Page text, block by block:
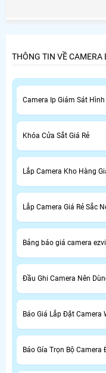
THÔNG TIN VỀ CAMERA
Camera Ip Giám Sát
Khóa Cửa Sắt Giá Rẻ
Lắp Camera Kho Hàng
Lắp Camera Giá Rẻ Sắc
Bảng báo giá camera
Đầu Ghi Camera Nên
Báo Giá Lắp Đặt Camera
Báo Gía Trọn Bộ Camera